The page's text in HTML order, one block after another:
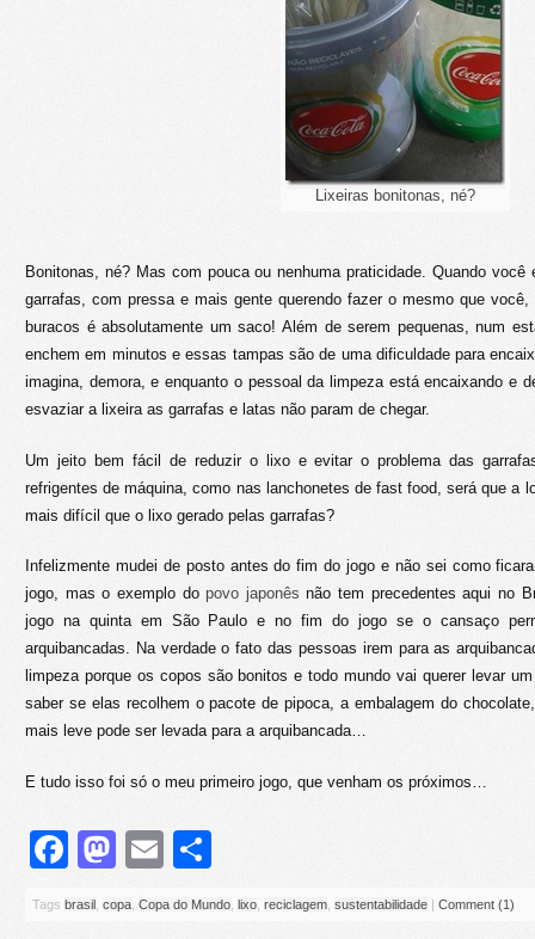
Lixeiras bonitonas, né?
Bonitonas, né? Mas com pouca ou nenhuma praticidade. Quando
garrafas, com pressa e mais gente querendo fazer o mesmo que
buracos é absolutamente um saco! Além de serem pequenas, num
enchem em minutos e essas tampas são de uma dificuldade para
imagina, demora, e enquanto o pessoal da limpeza está encaixando e
esvaziar a lixeira as garrafas e latas não param de chegar.
Um jeito bem fácil de reduzir o lixo e evitar o problema das
refrigentes de máquina, como nas lanchonetes de fast food, será que a
mais difícil que o lixo gerado pelas garrafas?
Infelizmente mudei de posto antes do fim do jogo e não sei como
jogo, mas o exemplo dopovo japonês não tem precedentes aqui no
jogo na quinta em São Paulo e no fim do jogo se o cansaço
arquibancadas. Na verdade o fato das pessoas irem para as
limpeza porque os copos são bonitos e todo mundo vai querer levar
saber se elas recolhem o pacote de pipoca, a embalagem do
mais leve pode ser levada para a arquibancada…
E tudo isso foi só o meu primeiro jogo, que venham os próximos…
Facebook
Mastodon
Email
Tags brasil copa Copa do Mundo lixo reciclagem sustentabilidade | Comment (1)